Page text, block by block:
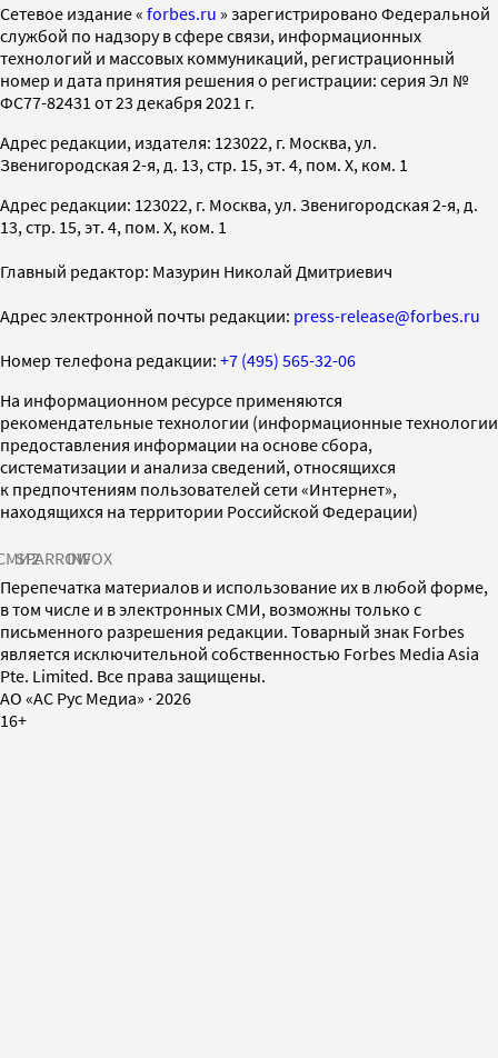
Cетевое издание « forbes.ru » зарегистрировано Федеральной
службой по надзору в сфере связи, информационных
технологий и массовых коммуникаций, регистрационный
номер и дата принятия решения о регистрации: серия Эл №
ФС77-82431 от 23 декабря 2021 г.
Адрес редакции, издателя: 123022, г. Москва, ул.
Звенигородская 2-я, д. 13, стр. 15, эт. 4, пом. X, ком. 1
Адрес редакции: 123022, г. Москва, ул. Звенигородская 2-я, д.
13, стр. 15, эт. 4, пом. X, ком. 1
Главный редактор: Мазурин Николай Дмитриевич
Адрес электронной почты редакции: press-release@forbes.ru
Номер телефона редакции: +7 (495) 565-32-06
На информационном ресурсе применяются
рекомендательные технологии (информационные технологии
предоставления информации на основе сбора,
систематизации и анализа сведений, относящихся
к предпочтениям пользователей сети «Интернет»,
находящихся на территории Российской Федерации)
SPARROWINFOX
Перепечатка материалов и использование их в любой форме,
в том числе и в электронных СМИ, возможны только с
письменного разрешения редакции. Товарный знак Forbes
является исключительной собственностью Forbes Media Asia
Pte. Limited. Все права защищены.
AO «АС Рус Медиа» · 2026
16+